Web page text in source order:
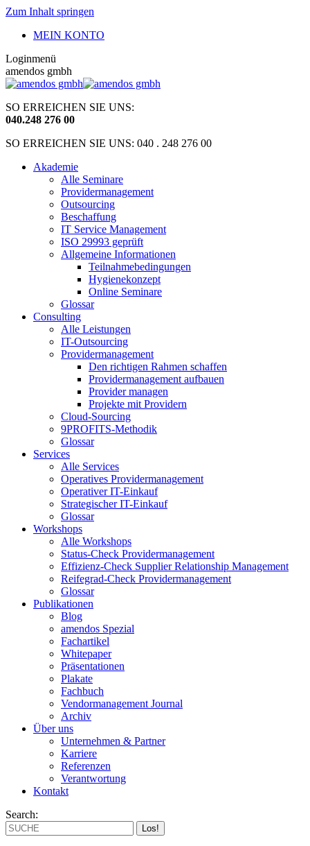
Zum Inhalt springen
MEIN KONTO
Loginmenü
amendos gmbh
SO ERREICHEN SIE UNS:
040.248 276 00
SO ERREICHEN SIE UNS: 040 . 248 276 00
Akademie
Alle Seminare
Providermanagement
Outsourcing
Beschaffung
IT Service Management
ISO 29993 geprüft
Allgemeine Informationen
Teilnahmebedingungen
Hygienekonzept
Online Seminare
Glossar
Consulting
Alle Leistungen
IT-Outsourcing
Providermanagement
Den richtigen Rahmen schaffen
Providermanagement aufbauen
Provider managen
Projekte mit Providern
Cloud-Sourcing
9PROFITS-Methodik
Glossar
Services
Alle Services
Operatives Providermanagement
Operativer IT-Einkauf
Strategischer IT-Einkauf
Glossar
Workshops
Alle Workshops
Status-Check Providermanagement
Effizienz-Check Supplier Relationship Management
Reifegrad-Check Providermanagement
Glossar
Publikationen
Blog
amendos Spezial
Fachartikel
Whitepaper
Präsentationen
Plakate
Fachbuch
Vendormanagement Journal
Archiv
Über uns
Unternehmen & Partner
Karriere
Referenzen
Verantwortung
Kontakt
Search: